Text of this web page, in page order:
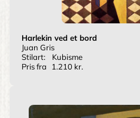
Harlekin ved et bord
Juan Gris
Stilart:
Kubisme
Pris fra
1.210 kr.